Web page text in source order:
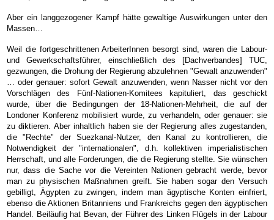
Aber ein langgezogener Kampf hätte gewaltige Auswirkungen unter den
Massen…
Weil die fortgeschrittenen ArbeiterInnen besorgt sind, waren die Labour-
und Gewerkschaftsführer, einschließlich des [Dachverbandes] TUC,
gezwungen, die Drohung der Regierung abzulehnen "Gewalt anzuwenden"
… oder genauer: sofort Gewalt anzuwenden, wenn Nasser nicht vor den
Vorschlägen des Fünf-Nationen-Komitees kapituliert, das geschickt
wurde, über die Bedingungen der 18-Nationen-Mehrheit, die auf der
Londoner Konferenz mobilisiert wurde, zu verhandeln, oder genauer: sie
zu diktieren. Aber inhaltlich haben sie der Regierung alles zugestanden,
die "Rechte" der Suezkanal-Nutzer, den Kanal zu kontrollieren, die
Notwendigkeit der "internationalen", d.h. kollektiven imperialistischen
Herrschaft, und alle Forderungen, die die Regierung stellte. Sie wünschen
nur, dass die Sache vor die Vereinten Nationen gebracht werde, bevor
man zu physischen Maßnahmen greift. Sie haben sogar den Versuch
gebilligt, Ägypten zu zwingen, indem man ägyptische Konten einfriert,
ebenso die Aktionen Britanniens und Frankreichs gegen den ägyptischen
Handel. Beiläufig hat Bevan, der Führer des Linken Flügels in der Labour